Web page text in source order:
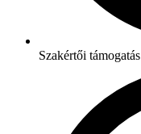
Szakértői támogatás